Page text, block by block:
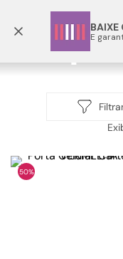
BAIXE
E
Frete grátis p/
50%
4º
bota
5º